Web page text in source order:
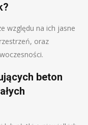
względu na ich jasne
oraz
beton